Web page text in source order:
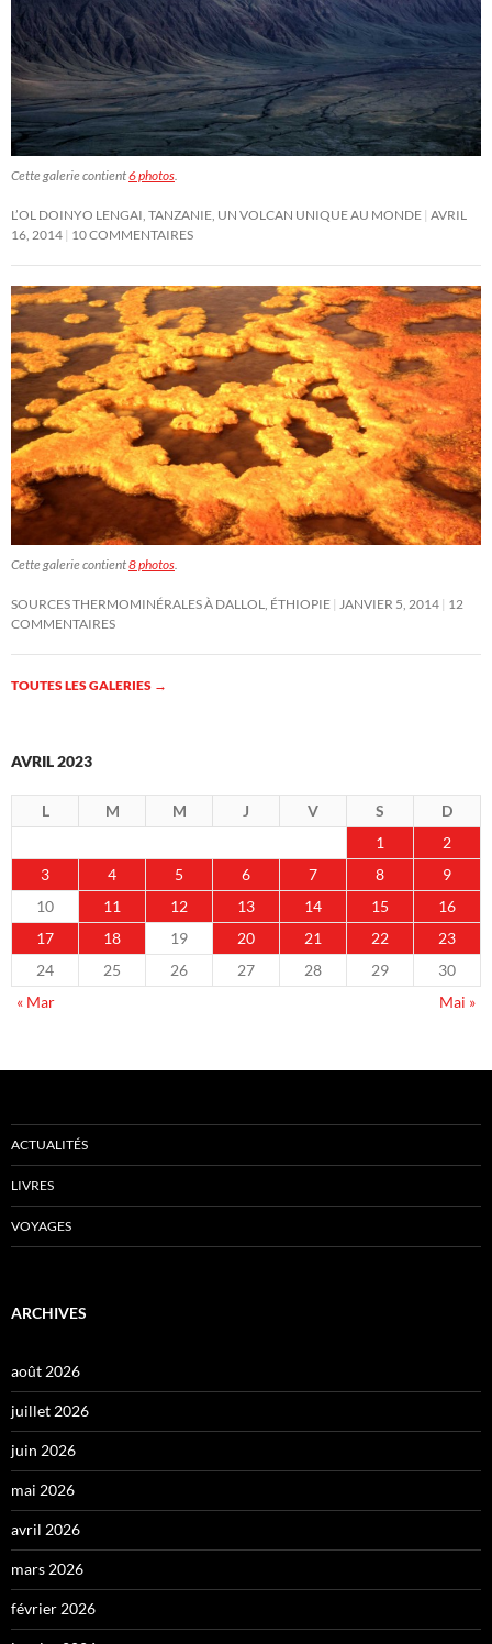
Cette galerie contient6 photos
L’OL DOINYO LENGAI, TANZANIE, UN VOLCAN UNIQUE AU MONDE AVRIL
16, 2014 10 COMMENTAIRES
Cette galerie contient8 photos.
SOURCES THERMOMINÉRALES À DALLOL, ÉTHIOPIE JANVIER 5, 2014 12
COMMENTAIRES
TOUTES LES GALERIES →
AVRIL 2023
L M M J V S
D
1
2
3
4 5 6 7 8
9
10
11 12 13 14 15
16
17
18 19 20 21 22
23
24
25 26 27 28 29
30
« Mar
Mai »
ACTUALITÉS
LIVRES
VOYAGES
ARCHIVES
août 2026
juillet 2026
juin 2026
mai 2026
avril 2026
mars 2026
février 2026